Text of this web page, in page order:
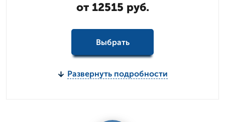
от 12515 руб.
Выбрать
Развернуть подробности